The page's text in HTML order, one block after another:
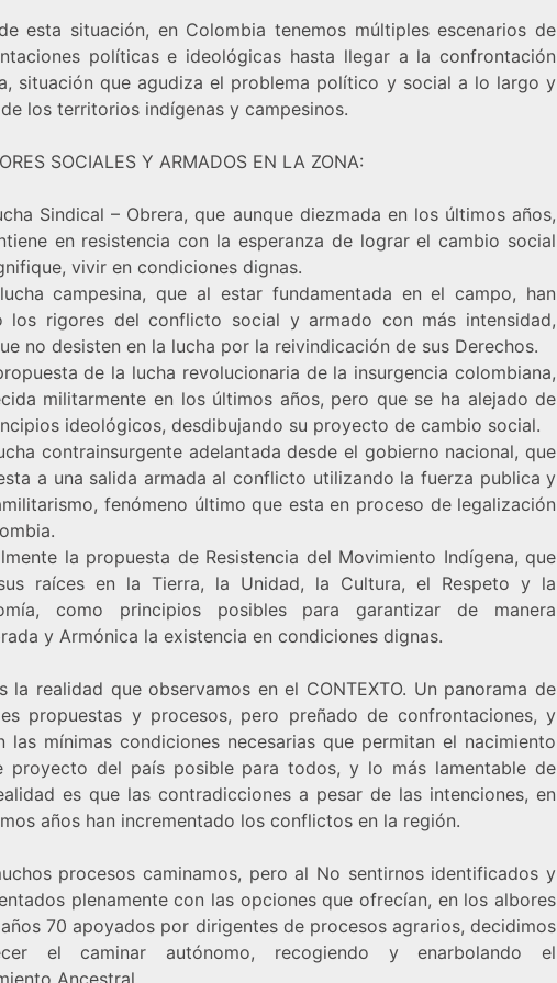
esta situación, en Colombia tenemos múltiples escenarios de
políticas e ideológicas hasta llegar a la confrontación
situación que agudiza el problema político y social a lo largo y
los territorios indígenas y campesinos.
SOCIALES Y ARMADOS EN LA ZONA:
Sindical – Obrera, que aunque diezmada en los últimos años,
en resistencia con la esperanza de lograr el cambio social
vivir en condiciones dignas.
campesina, que al estar fundamentada en el campo, han
los rigores del conflicto social y armado con más intensidad,
no desisten en la lucha por la reivindicación de sus Derechos.
de la lucha revolucionaria de la insurgencia colombiana,
militarmente en los últimos años, pero que se ha alejado de
ideológicos, desdibujando su proyecto de cambio social.
contrainsurgente adelantada desde el gobierno nacional, que
a una salida armada al conflicto utilizando la fuerza publica y
fenómeno último que esta en proceso de legalización
la propuesta de Resistencia del Movimiento Indígena, que
raíces en la Tierra, la Unidad, la Cultura, el Respeto y la
como principios posibles para garantizar de manera
y Armónica la existencia en condiciones dignas.
la realidad que observamos en el CONTEXTO. Un panorama de
propuestas y procesos, pero preñado de confrontaciones, y
las mínimas condiciones necesarias que permitan el nacimiento
proyecto del país posible para todos, y lo más lamentable de
es que las contradicciones a pesar de las intenciones, en
años han incrementado los conflictos en la región.
procesos caminamos, pero al No sentirnos identificados y
plenamente con las opciones que ofrecían, en los albores
70 apoyados por dirigentes de procesos agrarios, decidimos
el caminar autónomo, recogiendo y enarbolando el
Ancestral.